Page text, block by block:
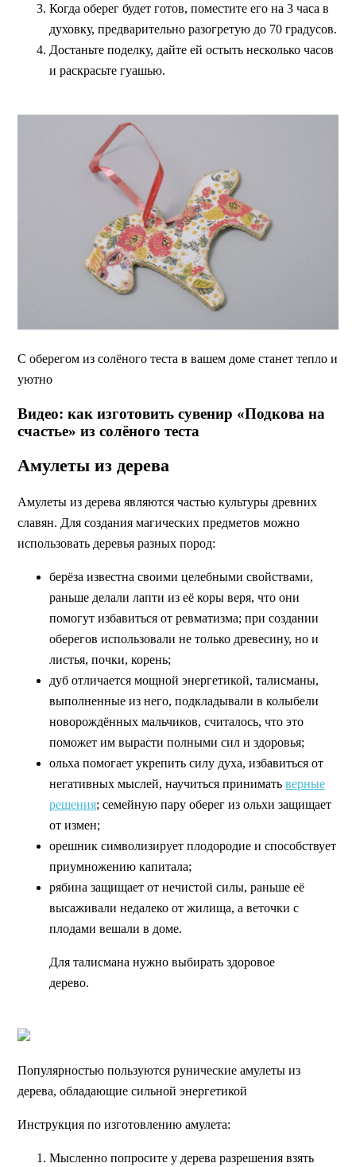
Когда оберег будет готов, поместите его на 3 часа в
духовку, предварительно разогретую до 70 градусов.
Достаньте поделку, дайте ей остыть несколько часов
и раскрасьте гуашью.
С оберегом из солёного теста в вашем доме станет тепло и
уютно
Видео: как изготовить сувенир «Подкова на
счастье» из солёного теста
Амулеты из дерева
Амулеты из дерева являются частью культуры древних
славян. Для создания магических предметов можно
использовать деревья разных пород:
берёза известна своими целебными свойствами,
раньше делали лапти из её коры веря, что они
помогут избавиться от ревматизма; при создании
оберегов использовали не только древесину, но и
листья, почки, корень;
дуб отличается мощной энергетикой, талисманы,
выполненные из него, подкладывали в колыбели
новорождённых мальчиков, считалось, что это
поможет им вырасти полными сил и здоровья;
ольха помогает укрепить силу духа, избавиться от
негативных мыслей, научиться принимать верные
решения; семейную пару оберег из ольхи защищает
от измен;
орешник символизирует плодородие и способствует
приумножению капитала;
рябина защищает от нечистой силы, раньше её
высаживали недалеко от жилища, а веточки с
плодами вешали в доме.
Для талисмана нужно выбирать здоровое
дерево.
Популярностью пользуются рунические амулеты из
дерева, обладающие сильной энергетикой
Инструкция по изготовлению амулета:
Мысленно попросите у дерева разрешения взять